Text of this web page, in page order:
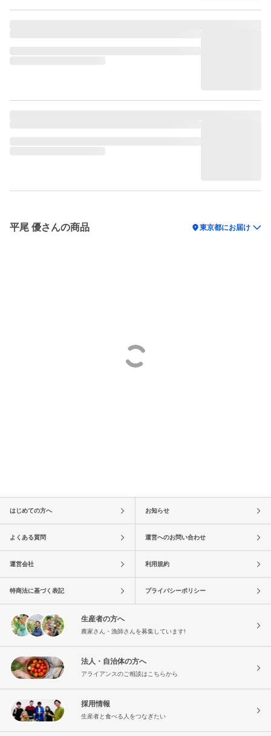
平尾 優さんの商品 location_on東京都にお届け
はじめての方へ お知らせ
よくある質問 運営へのお問い合わせ
運営会社 利用規約
特商法に基づく表記 プライバシーポリシー
生産者の方へ
農家さん・漁師さんを募集しています!
法人・自治体の方へ
アライアンスのご相談はこちらから
採用情報
生産者と食べる人をつなぎたい